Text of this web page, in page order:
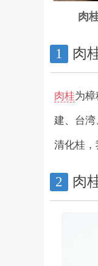
肉
1 肉
肉桂为
建、台
清化桂，
2 肉